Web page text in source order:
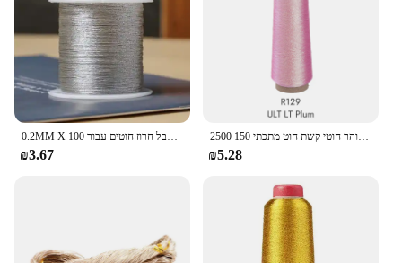
0.2MM X 100 מטרים ניילון כבל מתכתי חוט מחרוזת צבעוני חבל חרוז חוטים עבור DIY בעבודת יד קלוע תכשיטי ביצוע 3 גדילים
₪3.67
2500 מ 'סופר זיקית זוהר חוטי קשת חוט מתכתי 150d ממוחשב רקמה דקורטיבית 26 צבעים זמינים
₪5.28